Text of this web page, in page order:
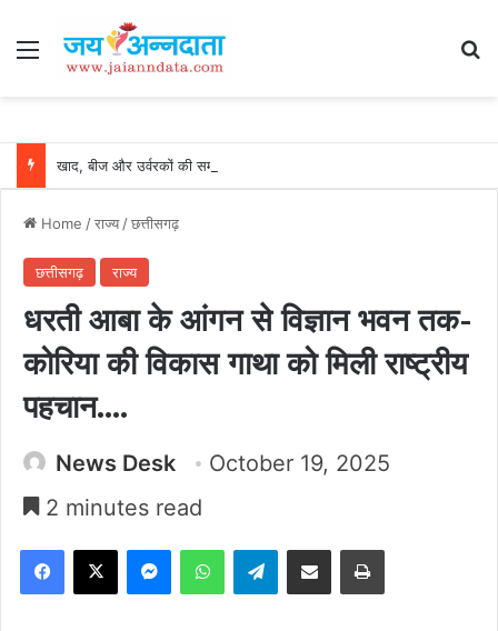
Menu
Home /राज्य/छत्तीसगढ़
छत्तीसगढ़ राज्य
धरती आबा के आंगन से विज्ञान भवन तक-
कोरिया की विकास गाथा को मिली राष्ट्रीय
पहचान….
News Desk
October 19, 2025
2 minutes read
Facebook
X MessengerWhatsAppTelegramShare via Email Print